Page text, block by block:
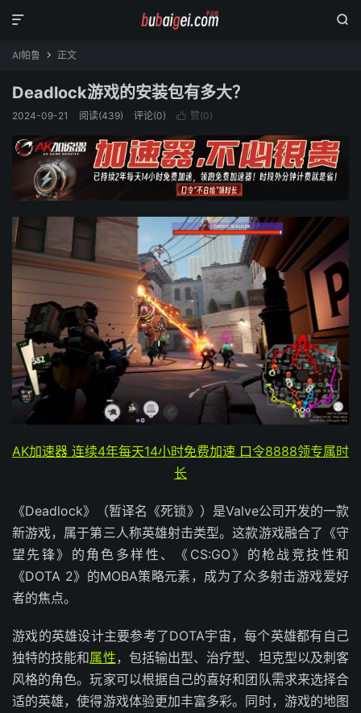


AI帕鲁  正文
Deadlock游戏的安装包有多大？
2024-09-21 阅读(439) 评论(0)  赞(0)
AK加速器 连续4年每天14小时免费加速 口令8888领专属时
长
《Deadlock》（暂译名《死锁》）是Valve公司开发的一款
新游戏，属于第三人称英雄射击类型。这款游戏融合了《守
望先锋》的角色多样性、《CS:GO》的枪战竞技性和
《DOTA 2》的MOBA策略元素，成为了众多射击游戏爱好
者的焦点。
游戏的英雄设计主要参考了DOTA宇宙，每个英雄都有自己
独特的技能和属性，包括输出型、治疗型、坦克型以及刺客
风格的角色。玩家可以根据自己的喜好和团队需求来选择合
适的英雄，使得游戏体验更加丰富多彩。同时，游戏的地图